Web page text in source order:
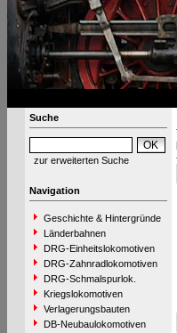
Suche
zur erweiterten Suche
Navigation
Geschichte & Hintergründe
Länderbahnen
DRG-Einheitslokomotiven
DRG-Zahnradlokomotiven
DRG-Schmalspurlok.
Kriegslokomotiven
Verlagerungsbauten
DB-Neubaulokomotiven